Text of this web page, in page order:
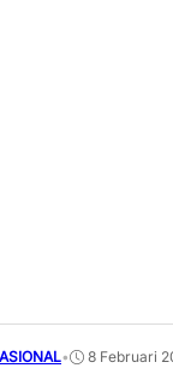
• 8 Februari